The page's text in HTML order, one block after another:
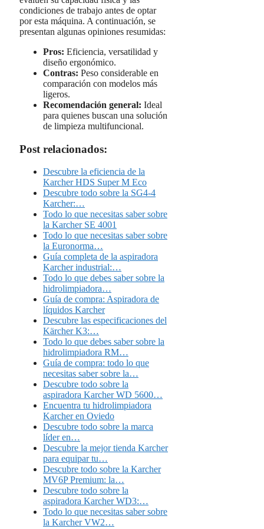
condiciones de trabajo antes de optar
por esta máquina. A continuación, se
presentan algunas opiniones resumidas:
Pros: Eficiencia, versatilidad y
diseño ergonómico.
Contras: Peso considerable en
comparación con modelos más
ligeros.
Recomendación general: Ideal
para quienes buscan una solución
de limpieza multifuncional.
Post relacionados:
Descubre la eficiencia de la
Karcher HDS Super M Eco
Descubre todo sobre la SG4-4
Karcher:…
Todo lo que necesitas saber sobre
la Karcher SE 4001
Todo lo que necesitas saber sobre
la Euronorma…
Guía completa de la aspiradora
Karcher industrial:…
Todo lo que debes saber sobre la
hidrolimpiadora…
Guía de compra: Aspiradora de
líquidos Karcher
Descubre las especificaciones del
Kärcher K3:…
Todo lo que debes saber sobre la
hidrolimpiadora RM…
Guía de compra: todo lo que
necesitas saber sobre la…
Descubre todo sobre la
aspiradora Karcher WD 5600…
Encuentra tu hidrolimpiadora
Karcher en Oviedo
Descubre todo sobre la marca
líder en…
Descubre la mejor tienda Karcher
para equipar tu…
Descubre todo sobre la Karcher
MV6P Premium: la…
Descubre todo sobre la
aspiradora Karcher WD3:…
Todo lo que necesitas saber sobre
la Karcher VW2…